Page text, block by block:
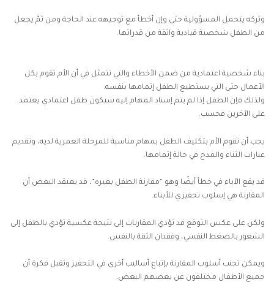
وتركه يتحمل المسؤولية حتى وإن أخطأ مع توجيهه عند الحاجة ومن ثمَّ يجعل
من الطفل شخصية قيادية واثقة من قدراتها.
بناء شخصية اعتمادية من ضمن الأخطاء والتي تتمثل في أن الأم تقوم بكل
الأعمال حتى التي يستطيع الطفل إتمامها بنفسه.
ولذلك فإن الطفل إذا لم يتم إسناد المهام إليه سيكون طفل اعتمادي يعتمد
على الآخرين فحسب.
يجب أن تقوم الأم بتكليف الطفل بمهام مناسبة للمرحلة العمرية لديه، وتقديم
عبارات الثناء والمدح في حالة إتمامها.
قد يقع الآباء في خطأ أيضًا وهو “مقارنة الطفل بغيره”، قد يعتقد البعض أن
المقارنة هي إسلوب تحفيزي للأبناء.
ولكن على عكس التوقع قد تؤدي المقارنات إلى نتيجة عكسية تؤدي بالطفل إلى
الشعور بالضغط النفسي، وفقدان الثقة بالنفس.
ويمكن تجنب أسلوب المقارنة بإتباع أساليب أخرى في التحفيز وتقبل فكرة أن
جميع الأطفال مختلفون عن بعضهم البعض.